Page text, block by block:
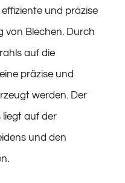
und präzise
von Blechen. Durch
auf die
präzise und
werden. Der
liegt auf der
und den